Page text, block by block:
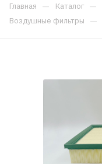
Главная — Каталог —
Воздушные фильтры —